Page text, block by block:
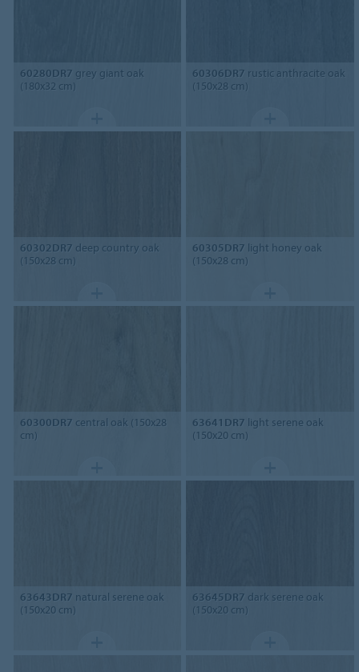
60280DR7 grey giant oak
(180x32 cm)
60306DR7 rustic anthracite oak
(150x28 cm)
60302DR7 deep country oak
(150x28 cm)
60305DR7 light honey oak
(150x28 cm)
60300DR7 central oak (150x28
cm)
63641DR7 light serene oak
(150x20 cm)
63643DR7 natural serene oak
(150x20 cm)
63645DR7 dark serene oak
(150x20 cm)